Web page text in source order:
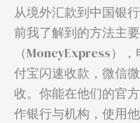
从境外汇款到中国银
前我了解到的方法主
（MoneyExpress）
付宝闪速收款，微信
收。你能在他们的官
作银行与机构，使用
金
秒
回
国